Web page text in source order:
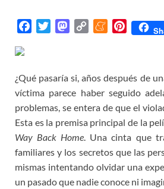
b
o
o
k
t
e
r
M
o
d
o
n
L
i
n
k
M
a
m
e
P
e
r
e
s
t
¿Qué pasaría si, años después de
víctima parece haber seguido
problemas, se entera de que el
Esta es la premisa principal de la
Way Back Home. Una cinta que
familiares y los secretos que las
mismas intentando olvidar una
un pasado que nadie conoce ni